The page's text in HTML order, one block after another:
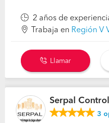
2 años de
Trabaja en Región V
Llamar
Serpal
3